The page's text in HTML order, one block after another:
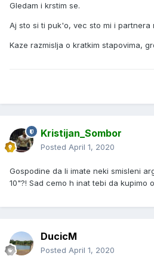
Gledam i krstim se.
Aj sto si ti puk'o, vec sto mi i partnera
Kaze razmislja o kratkim stapovima,
Kristijan_Sombor
Posted April 1, 2020
Gospodine da li imate neki smisleni
10"?! Sad cemo h inat tebi da kupimo
DucicM
Posted April 1, 2020